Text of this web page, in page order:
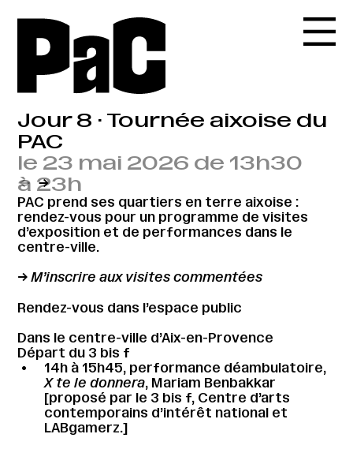
Jour 8 · Tournée aixoise du
PAC
le 23 mai 2026 de 13h30
à 23h
← →
PAC prend ses quartiers en terre aixoise :
rendez-vous pour un programme de visites
d’exposition et de performances dans le
centre-ville.
→ M’inscrire aux visites commentées
Rendez-vous dans l’espace public
Dans le centre-ville d’Aix-en-Provence
Départ du 3 bis f
14h à 15h45, performance déambulatoire,
X te le donnera, Mariam Benbakkar
[proposé par le 3 bis f, Centre d’arts
contemporains d’intérêt national et
LABgamerz.]